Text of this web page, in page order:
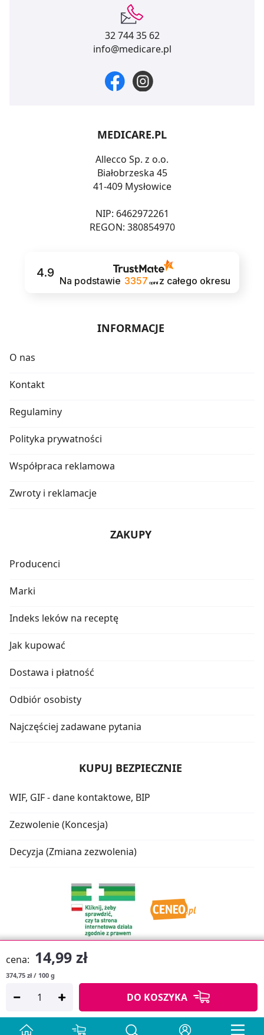
cena: 14,99 zł
374,75 zł / 100 g
DO KOSZYKA
32 744 35 62
info@medicare.pl
MEDICARE.PL
Allecco Sp. z o.o.
Białobrzeska 45
41-409 Mysłowice
NIP: 6462972261
REGON: 380854970
4.9
Na podstawie 3357 opinii z całego okresu
INFORMACJE
O nas
Kontakt
Regulaminy
Polityka prywatności
Współpraca reklamowa
Zwroty i reklamacje
ZAKUPY
Producenci
Marki
Indeks leków na receptę
Jak kupować
Dostawa i płatność
Odbiór osobisty
Najczęściej zadawane pytania
KUPUJ BEZPIECZNIE
WIF, GIF - dane kontaktowe, BIP
Zezwolenie (Koncesja)
Decyzja (Zmiana zezwolenia)
Copyright © 2026
Projekt strony: MEDICARE.PL iAPTUS.PL